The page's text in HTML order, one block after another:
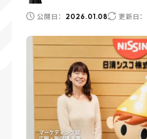
公開日： 2026.01.08 更新日：